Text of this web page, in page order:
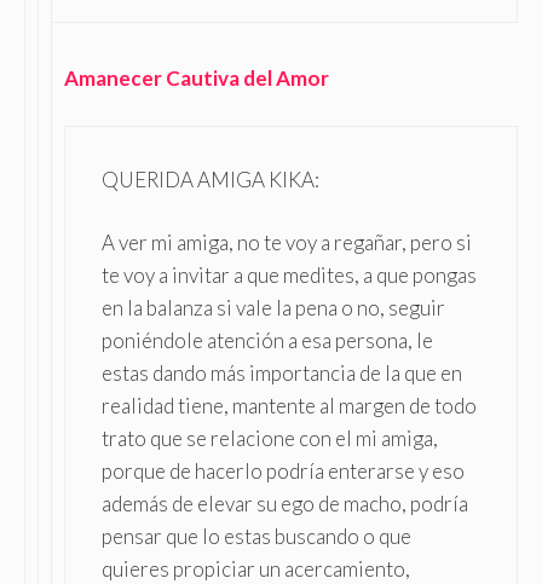
Amanecer Cautiva del Amor
QUERIDA AMIGA KIKA:
A ver mi amiga, no te voy a regañar, pero si
te voy a invitar a que medites, a que pongas
en la balanza si vale la pena o no, seguir
poniéndole atención a esa persona, le
estas dando más importancia de la que en
realidad tiene, mantente al margen de todo
trato que se relacione con el mi amiga,
porque de hacerlo podría enterarse y eso
además de elevar su ego de macho, podría
pensar que lo estas buscando o que
quieres propiciar un acercamiento,